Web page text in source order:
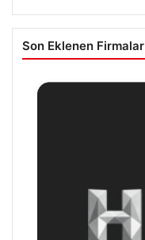
Son Eklenen Firmalar